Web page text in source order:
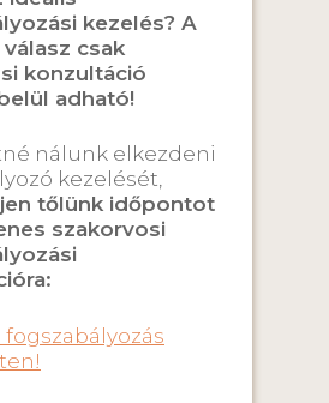
kezelés? A
csak
konzultáció
adható!
nálunk elkezdeni
kezelését,
tőlünk időpontot
szakorvosi